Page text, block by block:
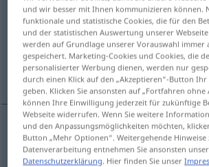
Übersicht aller Übersetzungen
(Für mehr Details die Übersetzung
miera, meradlo
mieraf Maßstab
und wir besser mit Ihnen kommunizieren können.
funktionale und statistische Cookies, die für den
und der statistischen Auswertung unserer
werden auf Grundlage unserer Vorauswahl immer
gespeichert. Marketing-Cookies und Cookies, die
personalisierter Werbung dienen, werden nur
durch einen Klick auf den „Akzeptieren“-Button
geben. Klicken Sie ansonsten auf „Fortfahren ohne
können Ihre Einwilligung jederzeit für zukünftige
Webseite widerrufen. Wenn Sie weitere
und den Anpassungsmöglichkeiten möchten,
Button „Mehr Optionen“. Weitergehende Hinweise
Datenverarbeitung entnehmen Sie ansonsten
Datenschutzerklärung . Hier finden Sie unser